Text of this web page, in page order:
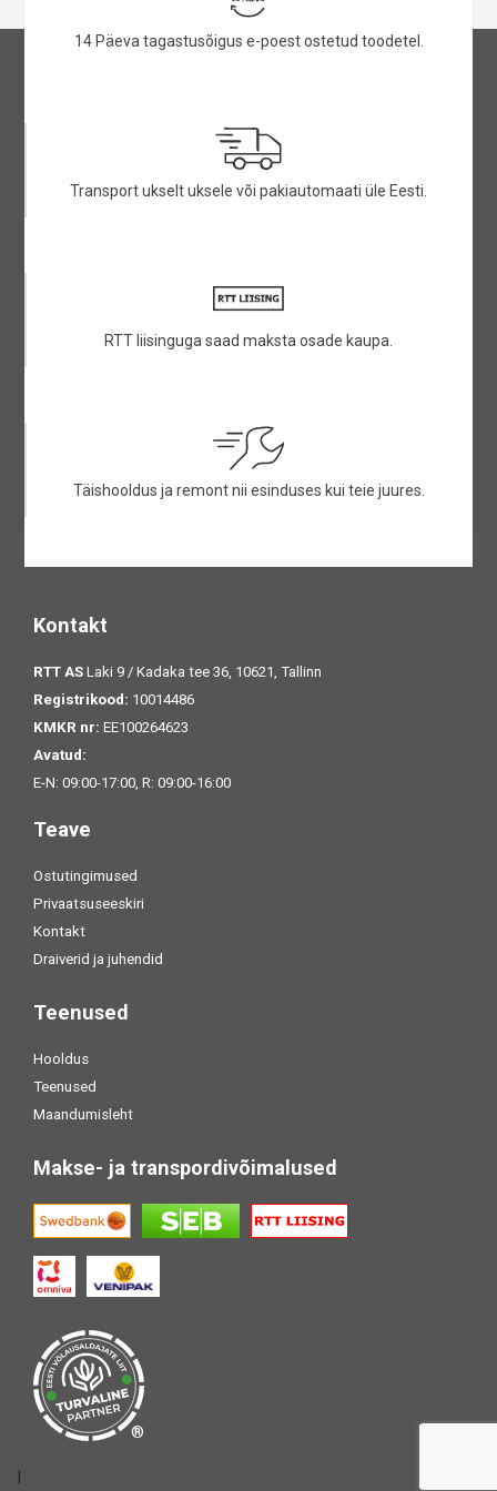
14 Päeva tagastusõigus e-poest ostetud toodetel.
Transport ukselt uksele või pakiautomaati üle Eesti.
RTT liisinguga saad maksta osade kaupa.
Täishooldus ja remont nii esinduses kui teie juures.
Kontakt
RTT AS Laki 9 / Kadaka tee 36, 10621, Tallinn
Registrikood: 10014486
KMKR nr: EE100264623
Avatud:
E-N: 09:00-17:00, R: 09:00-16:00
Teave
Ostutingimused
Privaatsuseeskiri
Kontakt
Draiverid ja juhendid
Teenused
Hooldus
Teenused
Maandumisleht
Makse- ja transpordivõimalused
®
|